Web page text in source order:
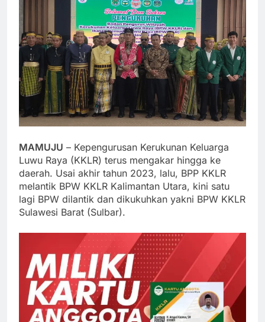
MAMUJU – Kepengurusan Kerukunan Keluarga
Luwu Raya (KKLR) terus mengakar hingga ke
daerah. Usai akhir tahun 2023, lalu, BPP KKLR
melantik BPW KKLR Kalimantan Utara, kini satu
lagi BPW dilantik dan dikukuhkan yakni BPW KKLR
Sulawesi Barat (Sulbar).